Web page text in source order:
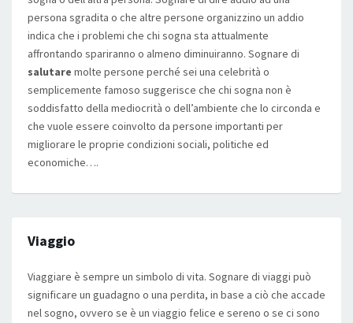
persona sgradita o che altre persone organizzino un addio
indica che i problemi che chi sogna sta attualmente
affrontando spariranno o almeno diminuiranno. Sognare di
salutare molte persone perché sei una celebrità o
semplicemente famoso suggerisce che chi sogna non è
soddisfatto della mediocrità o dell’ambiente che lo circonda e
che vuole essere coinvolto da persone importanti per
migliorare le proprie condizioni sociali, politiche ed
economiche….
Viaggio
Viaggiare è sempre un simbolo di vita. Sognare di viaggi può
significare un guadagno o una perdita, in base a ciò che accade
nel sogno, ovvero se è un viaggio felice e sereno o se ci sono